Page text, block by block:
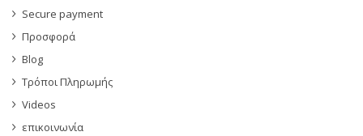
Secure payment
Προσφορά
Blog
Τρόποι Πληρωμής
Videos
επικοινωνία